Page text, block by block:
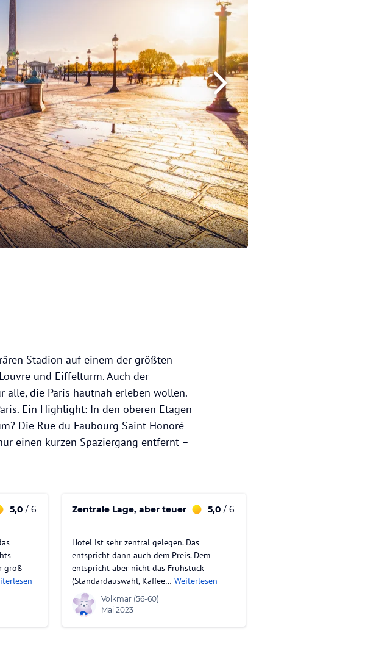
Stadion auf einem der größten
und Eiffelturm. Auch der
alle, die Paris hautnah erleben wollen.
Ein Highlight: In den oberen Etagen
Die Rue du Faubourg Saint-Honoré
einen kurzen Spaziergang entfernt –
5,0 / 6
groß
Zentrale Lage, aber teuer 5,0 / 6
Hotel ist sehr zentral gelegen. Das
entspricht dann auch dem Preis. Dem
entspricht aber nicht das Frühstück
(Standardauswahl, Kaffee… Weiterlesen
Volkmar (56-60)
Mai 2023